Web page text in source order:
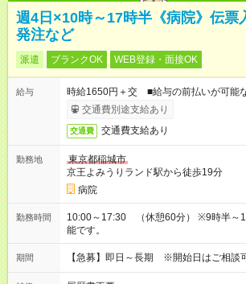
週4日×10時～17時半《病院》伝票
発注など
派遣 ブランクOK WEB登録・面接OK
給与
時給1650円＋交 ■給与の前払いが可能
交通費別途支給あり
交通費 交通費支給あり
勤務地
東京都稲城市
京王よみうりランド駅から徒歩19分
病院
勤務時間
10:00～17:30 （休憩60分） ※9時半～
能です。
期間 【急募】即日～長期 ※開始日はご相談